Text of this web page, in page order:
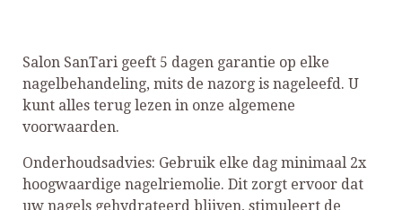
Salon SanTari geeft 5 dagen garantie op elke
nagelbehandeling, mits de nazorg is nageleefd. U
kunt alles terug lezen in onze algemene
voorwaarden.
Onderhoudsadvies: Gebruik elke dag minimaal 2x
hoogwaardige nagelriemolie. Dit zorgt ervoor dat
uw nagels gehydrateerd blijven, stimuleert de